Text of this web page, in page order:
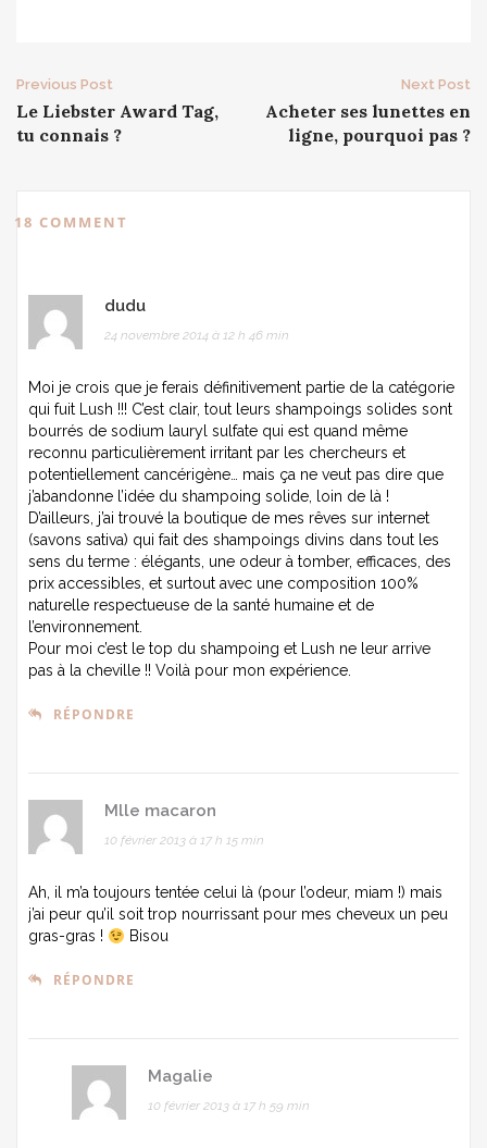
Post
navigation
Previous Post
Le Liebster Award Tag,
tu connais ?
Next Post
Acheter ses lunettes en
ligne, pourquoi pas ?
18 COMMENT
dudu
24 novembre 2014 à 12 h 46 min
Moi je crois que je ferais définitivement partie de la catégorie
qui fuit Lush !!! C’est clair, tout leurs shampoings solides sont
bourrés de sodium lauryl sulfate qui est quand même
reconnu particulièrement irritant par les chercheurs et
potentiellement cancérigène… mais ça ne veut pas dire que
j’abandonne l’idée du shampoing solide, loin de là !
D’ailleurs, j’ai trouvé la boutique de mes rêves sur internet
(savons sativa) qui fait des shampoings divins dans tout les
sens du terme : élégants, une odeur à tomber, efficaces, des
prix accessibles, et surtout avec une composition 100%
naturelle respectueuse de la santé humaine et de
l’environnement.
Pour moi c’est le top du shampoing et Lush ne leur arrive
pas à la cheville !! Voilà pour mon expérience.
RÉPONDRE
Mlle macaron
10 février 2013 à 17 h 15 min
Ah, il m’a toujours tentée celui là (pour l’odeur, miam !) mais
j’ai peur qu’il soit trop nourrissant pour mes cheveux un peu
gras-gras !
Bisou
RÉPONDRE
Magalie
10 février 2013 à 17 h 59 min